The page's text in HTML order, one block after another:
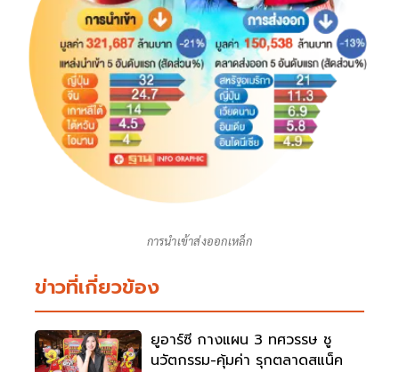
การนำเข้าส่งออกเหล็ก
ข่าวที่เกี่ยวข้อง
ยูอาร์ซี กางแผน 3 ทศวรรษ ชู
นวัตกรรม-คุ้มค่า รุกตลาดสแน็ค